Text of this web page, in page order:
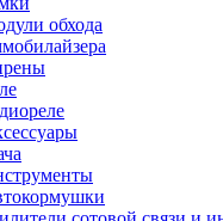
обхода